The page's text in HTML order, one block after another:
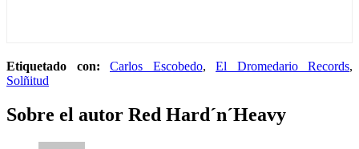
Etiquetado con: Carlos Escobedo, El Dromedario Records,
Solñitud
Sobre el autor Red Hard´n´Heavy